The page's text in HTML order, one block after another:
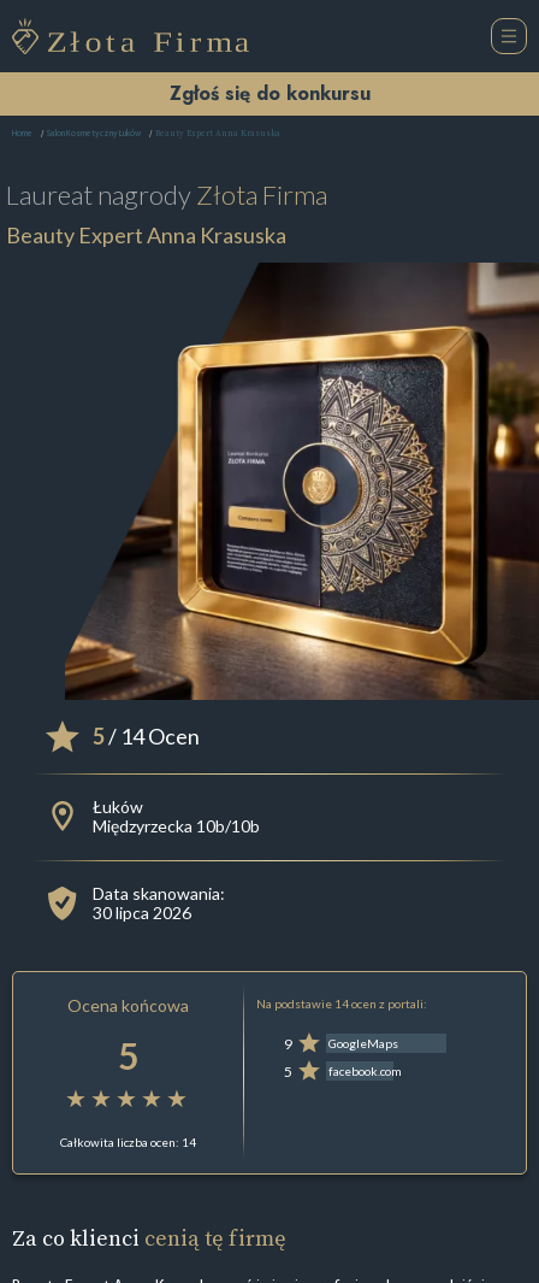
Zgłoś się do konkursu
Home Salon Kosmetyczny Łuków Beauty Expert Anna Krasuska
Laureat nagrodyZłota Firma
Beauty Expert Anna Krasuska
5/ 14 Ocen
Łuków
Międzyrzecka 10b/10b
Data skanowania:
30 lipca 2026
Ocena końcowa
5
Całkowita liczba ocen: 14
Na podstawie 14 ocen z portali:
9 GoogleMaps
5 facebook.com
Za co klienci cenią tę firmę